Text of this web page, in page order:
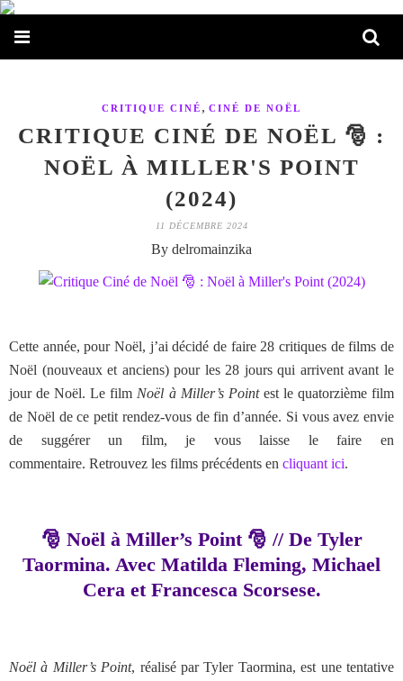
CRITIQUE CINÉ , CINÉ DE NOËL
CRITIQUE CINÉ DE NOËL 🎅 :
NOËL À MILLER'S POINT
(2024)
11 DÉCEMBRE 2024
By delromainzika
Cette année, pour Noël, j’ai décidé de faire 28 critiques de films de
Noël (nouveaux et anciens) pour les 28 jours qui arrivent avant le
jour de Noël. Le film Noël à Miller’s Point est le quatorzième film
de Noël de ce petit rendez-vous de fin d’année. Si vous avez envie
de suggérer un film, je vous laisse le faire en
commentaire. Retrouvez les films précédents en cliquant ici.
🎅 Noël à Miller’s Point 🎅 // De Tyler
Taormina. Avec Matilda Fleming, Michael
Cera et Francesca Scorsese.
Noël à Miller’s Point, réalisé par Tyler Taormina, est une tentative